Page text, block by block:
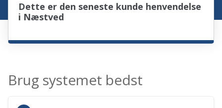
Dette er den seneste kunde henvendelse
i Næstved
Brug systemet bedst